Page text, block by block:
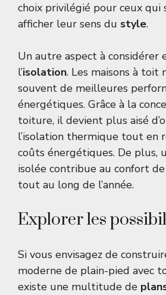
choix privilégié pour ceux qui
afficher leur sens du style.
Un autre aspect à considérer
l’isolation. Les maisons à toit
souvent de meilleures
énergétiques. Grâce à la
toiture, il devient plus aisé
l’isolation thermique tout en
coûts énergétiques. De plus,
isolée contribue au confort
tout au long de l’année.
Explorer les
Si vous envisagez de
moderne de plain-pied avec
existe une multitude de